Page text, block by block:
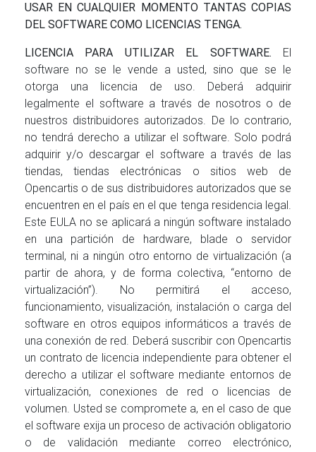
USAR EN CUALQUIER MOMENTO TANTAS COPIAS
DEL SOFTWARE COMO LICENCIAS TENGA.
LICENCIA PARA UTILIZAR EL SOFTWARE. El
software no se le vende a usted, sino que se le
otorga una licencia de uso. Deberá adquirir
legalmente el software a través de nosotros o de
nuestros distribuidores autorizados. De lo contrario,
no tendrá derecho a utilizar el software. Solo podrá
adquirir y/o descargar el software a través de las
tiendas, tiendas electrónicas o sitios web de
Opencartis o de sus distribuidores autorizados que se
encuentren en el país en el que tenga residencia legal.
Este EULA no se aplicará a ningún software instalado
en una partición de hardware, blade o servidor
terminal, ni a ningún otro entorno de virtualización (a
partir de ahora, y de forma colectiva, “entorno de
virtualización”). No permitirá el acceso,
funcionamiento, visualización, instalación o carga del
software en otros equipos informáticos a través de
una conexión de red. Deberá suscribir con Opencartis
un contrato de licencia independiente para obtener el
derecho a utilizar el software mediante entornos de
virtualización, conexiones de red o licencias de
volumen. Usted se compromete a, en el caso de que
el software exija un proceso de activación obligatorio
o de validación mediante correo electrónico,